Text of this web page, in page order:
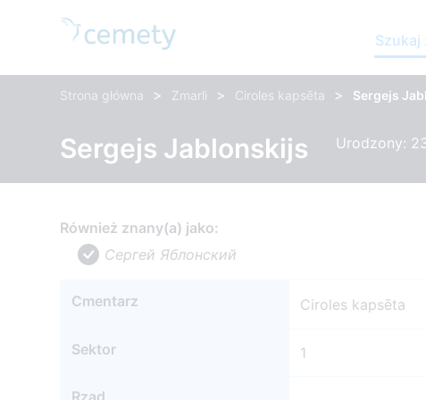
Szukaj
Strona główna > Zmarli > Ciroles kapsēta > Sergejs
Sergejs Jablonskijs Urodzony:
Również znany(a) jako:
Сергей Яблонский
Cmentarz Ciroles kapsēta
Sektor 1